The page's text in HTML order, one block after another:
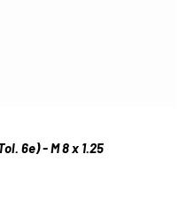
6e) - M 8 x 1.25